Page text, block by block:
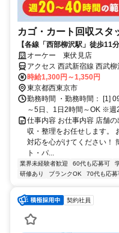
カゴ・カート回収スタ
【各線「西部柳沢駅」徒歩11
中！オーケー 東伏見店
アクセス 西武新宿線 西武
口徒歩約13分、西武新宿線/
部柳沢駅」より徒歩11分＊
時給1,300円～1,350円
東京都西東京市
勤務時間 ・勤務時間： [1]
～5日、1日2時間～OK ※
仕事内容 お仕事内容 店舗
収・整理をお任せします。
対応を心がけてください！
ト・パ...
業界未経験者歓迎 60代も応募可
研修あり
ブランクOK 70代も応募
契約社員